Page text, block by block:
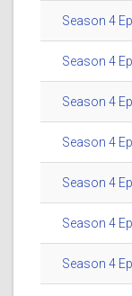
Season 4
Season 4
Season 4
Season 4
Season 4
Season 4
Season 4